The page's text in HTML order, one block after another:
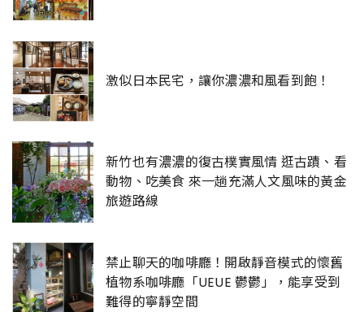
激似日本民宅，讓你濃濃和風看到飽！
新竹也有濃濃的復古樸實風情 逛古蹟、看
動物、吃美食 來一趟充滿人文風味的黃金
旅遊路線
禁止聊天的咖啡廳！開啟靜音模式的懷舊
植物系咖啡廳「UEUE 鬱鬱」，能享受到
難得的寧靜空間